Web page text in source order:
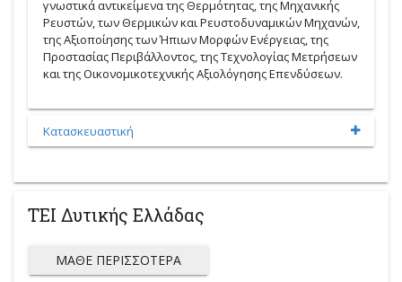
γνωστικά αντικείμενα της Θερμότητας, της Μηχανικής
Ρευστών, των Θερμικών και Ρευστοδυναμικών Μηχανών,
της Αξιοποίησης των Ήπιων Μορφών Ενέργειας, της
Προστασίας Περιβάλλοντος, της Τεχνολογίας Μετρήσεων
και της Οικονομικοτεχνικής Αξιολόγησης Επενδύσεων.
Κατασκευαστική
ΤΕΙ Δυτικής Ελλάδας
ΜΆΘΕ ΠΕΡΙΣΣΌΤΕΡΑ